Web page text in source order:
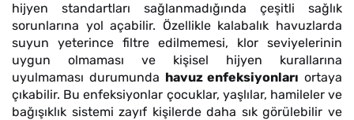
hijyen standartları sağlanmadığında çeşitli sağlık
sorunlarına yol açabilir. Özellikle kalabalık havuzlarda
suyun yeterince filtre edilmemesi, klor seviyelerinin
uygun olmaması ve kişisel hijyen kurallarına
uyulmaması durumunda havuz enfeksiyonları ortaya
çıkabilir. Bu enfeksiyonlar çocuklar, yaşlılar, hamileler ve
bağışıklık sistemi zayıf kişilerde daha sık görülebilir ve